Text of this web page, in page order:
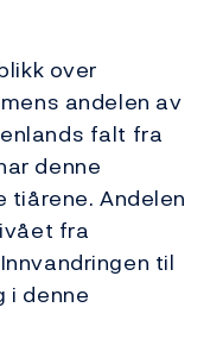
over
andelen av
falt fra
denne
tiårene. Andelen
fra
til
i denne